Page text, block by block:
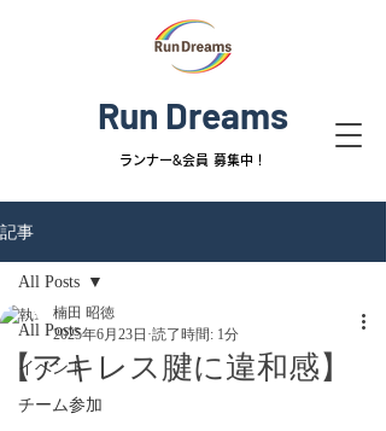
ランナー&会員 募集中！
Run Dreams
記事
All Posts
イベント
チーム参加
All Posts
【アキレス腱に違和感】
楠田 昭徳
2025年6月23日 読了時間: 1分